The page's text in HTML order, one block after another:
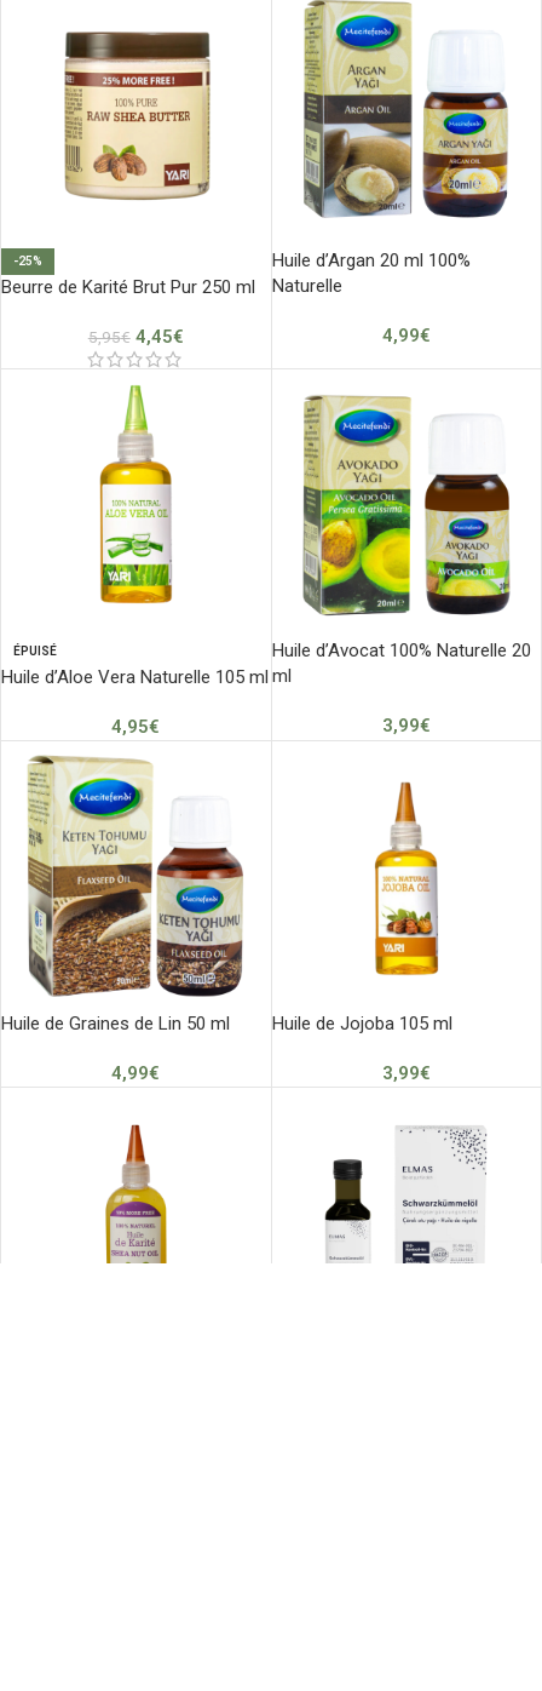
-25%
Beurre de Karité Brut Pur 250 ml
5,95€ 4,45€
Huile d’Argan 20 ml 100%
Naturelle
4,99€
ÉPUISÉ
Huile d’Aloe Vera Naturelle 105 ml
4,95€
Huile d’Avocat 100% Naturelle 20
ml
3,99€
Huile de Graines de Lin 50 ml
4,99€
Huile de Jojoba 105 ml
3,99€